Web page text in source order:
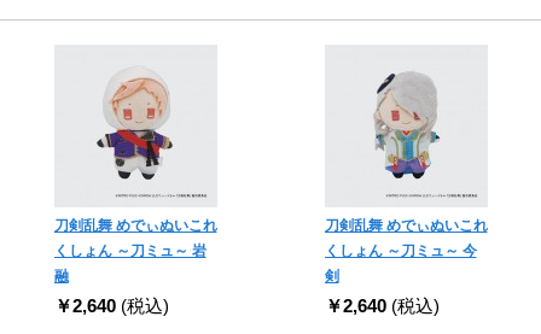
刀剣乱舞 めでぃぬいこれ
くしょん ～刀ミュ～ 岩
融
￥2,640 (税込)
刀剣乱舞 めでぃぬいこれ
くしょん ～刀ミュ～ 今
剣
￥2,640 (税込)